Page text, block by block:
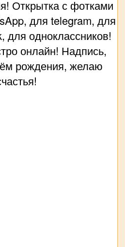
Открытка с фотками
для telegram, для
для одноклассников!
онлайн! Надпись,
рождения, желаю